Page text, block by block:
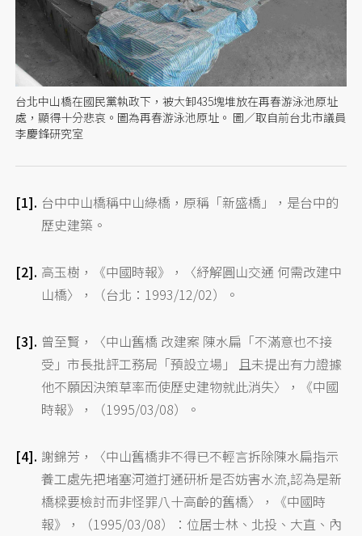
台北中山橋在國民黨執政下，被大卸435塊堆放在再春游泳池原址
處，顯得十分悲哀。圖為再春游泳池原址。 圖／取自前台北市議員
李慶鋒研究室
台中中山橋稱中山綠橋，原稱「新盛橋」，是台中的
歷史建築。
高玉樹，《中國時報》，〈紓解圓山交通 何需改建中
山橋〉，（台北：1993/12/02）。
曾至賢，〈中山舊橋 改建案 陳水扁「不滿意也不接
受」市長批評工務局「預設立場」 且未提出有力證據
他不願因決策草率而使歷史建物就此消失〉，《中國
時報》，（1995/03/08）。
謝錦芳，〈中山舊橋非不得已不輕言拆除陳水扁指示
養工處先把堵塞河道打通研析是否妨害水流,認為是新
橋樑要檢討而非怪罪八十高齡的舊橋〉，《中國時
報》，（1995/03/08）：位居士林、北投、大直、內